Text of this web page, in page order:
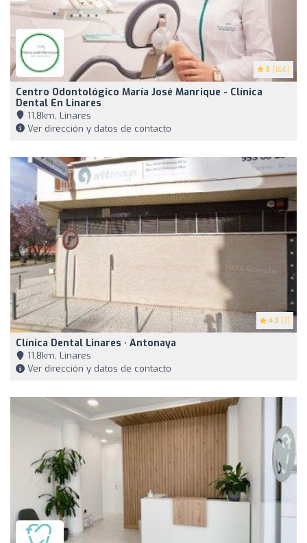
5 (166)
Centro Odontológico María José Manrique - Clínica
Dental En Linares
11,8km, Linares
Ver dirección y datos de contacto
4.3 (7)
Clínica Dental Linares · Antonaya
11,8km, Linares
Ver dirección y datos de contacto